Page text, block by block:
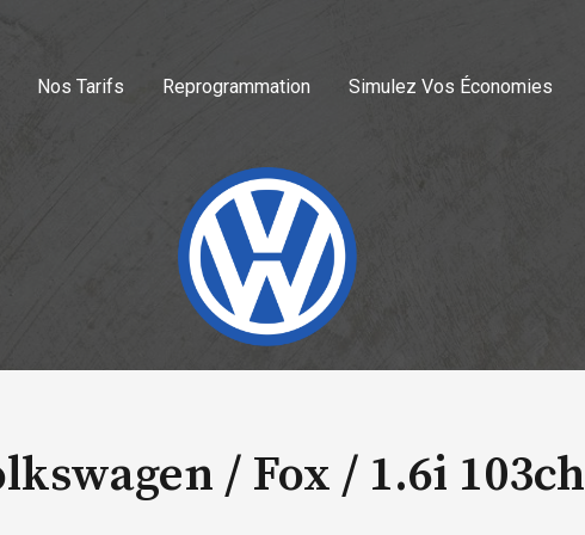
Nos Tarifs Reprogrammation Simulez Vos Économies
/ Fox / 1.6i 103ch